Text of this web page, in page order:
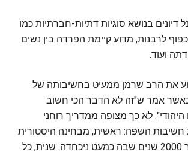
בנושא סוגיות דתיות-חברתיות כמו
לרבנות, מדוע קיימת הפרדה בין נשים
ועוד.
את הרב שרמן ממעיט בחשיבותה של
אמר ש"זה לא הדבר הכי חשוב
לא כך מצופה ממדריך רוחני
השפה: ראשית, מבחינה היסטורית
– החייאתה לאחר 2000 שנים שבה כמעט ניכחדה. שנית, כל